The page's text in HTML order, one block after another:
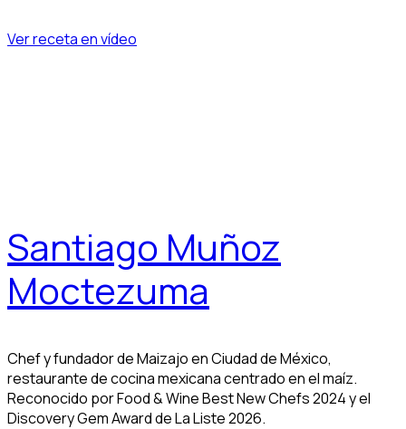
Ver receta en vídeo
Santiago Muñoz
Moctezuma
Chef y fundador de Maizajo en Ciudad de México,
restaurante de cocina mexicana centrado en el maíz.
Reconocido por Food & Wine Best New Chefs 2024 y el
Discovery Gem Award de La Liste 2026.